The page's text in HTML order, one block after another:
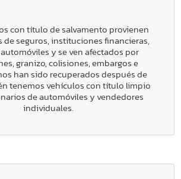
con título de salvamento provienen
de seguros, instituciones financieras,
y se ven afectados por
granizo, colisiones, embargos e
han sido recuperados después de
tenemos vehículos con título limpio
de automóviles y vendedores
individuales.